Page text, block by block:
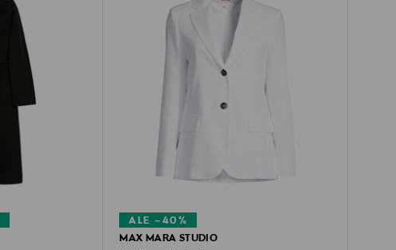
ALE –40%
MAX MARA STUDIO